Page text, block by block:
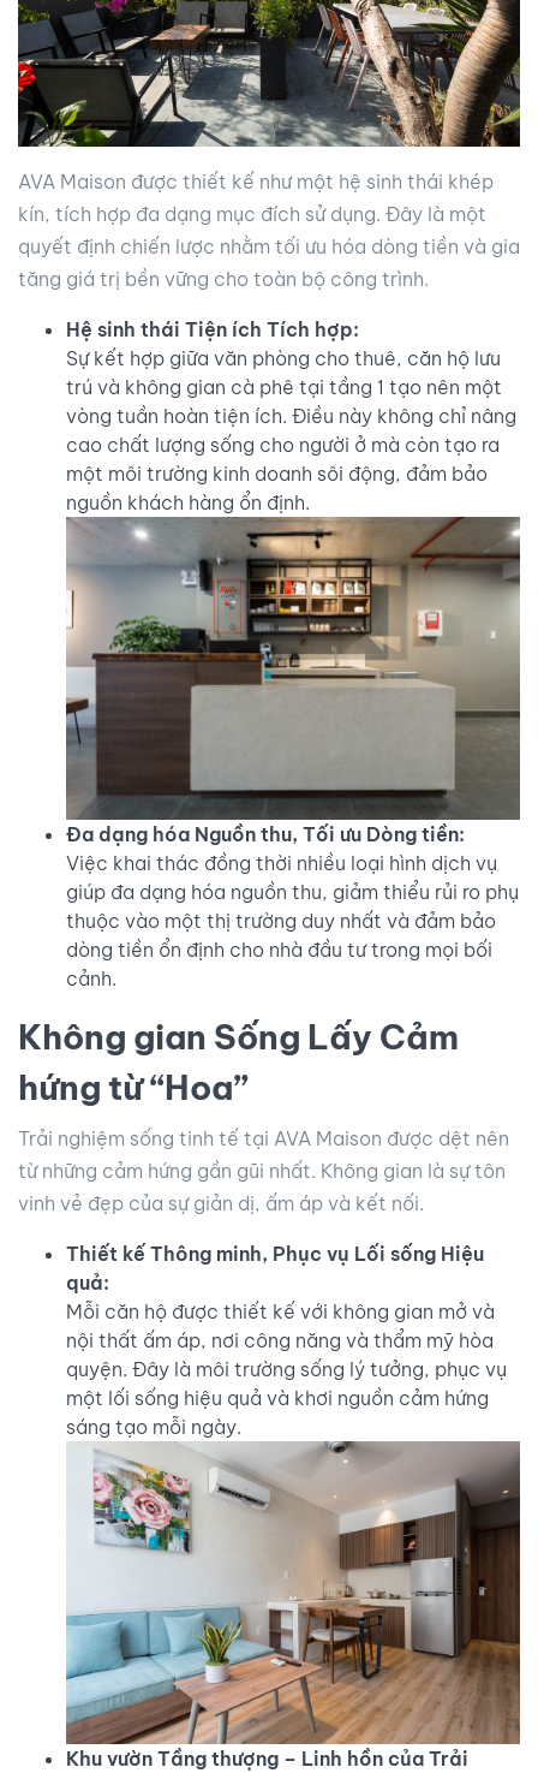
AVA Maison được thiết kế như một hệ sinh thái khép
kín, tích hợp đa dạng mục đích sử dụng. Đây là một
quyết định chiến lược nhằm tối ưu hóa dòng tiền và gia
tăng giá trị bền vững cho toàn bộ công trình.
Hệ sinh thái Tiện ích Tích hợp:
Sự kết hợp giữa văn phòng cho thuê, căn hộ lưu
trú và không gian cà phê tại tầng 1 tạo nên một
vòng tuần hoàn tiện ích. Điều này không chỉ nâng
cao chất lượng sống cho người ở mà còn tạo ra
một môi trường kinh doanh sôi động, đảm bảo
nguồn khách hàng ổn định.
Đa dạng hóa Nguồn thu, Tối ưu Dòng tiền:
Việc khai thác đồng thời nhiều loại hình dịch vụ
giúp đa dạng hóa nguồn thu, giảm thiểu rủi ro phụ
thuộc vào một thị trường duy nhất và đảm bảo
dòng tiền ổn định cho nhà đầu tư trong mọi bối
cảnh.
Không gian Sống Lấy Cảm
hứng từ “Hoa”
Trải nghiệm sống tinh tế tại AVA Maison được dệt nên
từ những cảm hứng gần gũi nhất. Không gian là sự tôn
vinh vẻ đẹp của sự giản dị, ấm áp và kết nối.
Thiết kế Thông minh, Phục vụ Lối sống Hiệu
quả:
Mỗi căn hộ được thiết kế với không gian mở và
nội thất ấm áp, nơi công năng và thẩm mỹ hòa
quyện. Đây là môi trường sống lý tưởng, phục vụ
một lối sống hiệu quả và khơi nguồn cảm hứng
sáng tạo mỗi ngày.
Khu vườn Tầng thượng – Linh hồn của Trải